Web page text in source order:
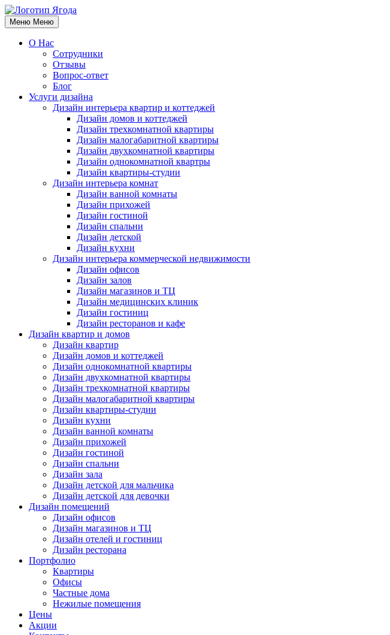
Меню Меню
О Нас
Сотрудники
Отзывы
Вопрос-ответ
Блог
Услуги дизайна
Дизайн интерьера квартир и коттеджей
Дизайн домов и коттеджей
Дизайн трехкомнатной квартиры
Дизайн малогабаритной квартиры
Дизайн двухкомнатной квартиры
Дизайн однокомнатной квартры
Дизайн квартиры-студии
Дизайн интерьера комнат
Дизайн ванной комнаты
Дизайн прихожей
Дизайн гостиной
Дизайн спальни
Дизайн детской
Дизайн кухни
Дизайн интерьера коммерческой недвижимости
Дизайн офисов
Дизайн залов
Дизайн магазинов и ТЦ
Дизайн медицинских клиник
Дизайн гостиниц
Дизайн ресторанов и кафе
Дизайн квартир и домов
Дизайн квартир
Дизайн домов и коттеджей
Дизайн однокомнатной квартиры
Дизайн двухкомнатной квартиры
Дизайн трехкомнатной квартиры
Дизайн малогабаритной квартиры
Дизайн квартиры-студии
Дизайн кухни
Дизайн ванной комнаты
Дизайн прихожей
Дизайн гостиной
Дизайн спальни
Дизайн зала
Дизайн детской для мальчика
Дизайн детской для девочки
Дизайн помещений
Дизайн офисов
Дизайн магазинов и ТЦ
Дизайн отелей и гостиниц
Дизайн ресторана
Портфолио
Квартиры
Офисы
Частные дома
Нежилые помещения
Цены
Акции